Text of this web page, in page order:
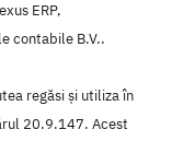
ERP,
contabile B.V..
regăsi şi utiliza în
20.9.147. Acest